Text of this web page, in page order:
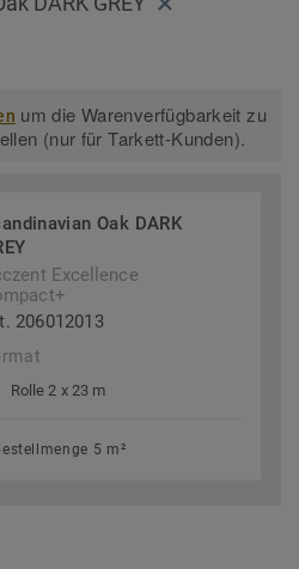
um die Warenverfügbarkeit zu
(nur für Tarkett-Kunden).
Oak DARK
Excellence
206012013
Rolle 2 x 23 m
5 m²